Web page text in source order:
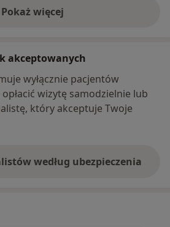
Pokaż więcej
o adresie
akceptowanych
wyłącznie pacjentów
wizytę samodzielnie lub
który akceptuje Twoje
według ubezpieczenia